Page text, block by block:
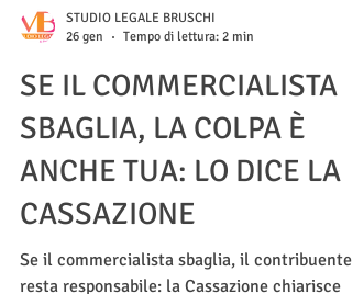
STUDIO LEGALE BRUSCHI
26 gen
Tempo di lettura: 2 min
SE IL COMMERCIALISTA
SBAGLIA, LA COLPA È
ANCHE TUA: LO DICE LA
CASSAZIONE